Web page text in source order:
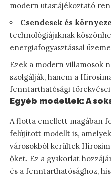
modern utastájékoztató
Csendesek és
technológiájuknak
energiafogyasztással
Ezek a modern villamosok
szolgálják, hanem a
fenntarthatósági
Egyéb modellek: A
A flotta emellett magában
felújított modellt is,
városokból kerültek
őket. Ez a gyakorlat
és a fenntarthatósághoz,